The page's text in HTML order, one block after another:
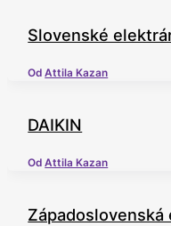
Slovenské
Od Attila Kazan
DAIKIN
Od Attila Kazan
Západoslovenská